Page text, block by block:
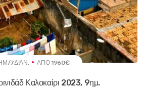
7ΔΙΑΝ. ΑΠΌ 1960€
Καλοκαίρι 2023, 9ημ.